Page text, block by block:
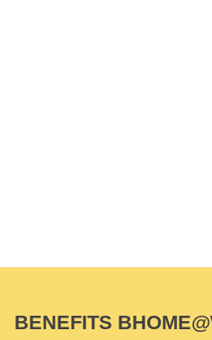
BENEFITS